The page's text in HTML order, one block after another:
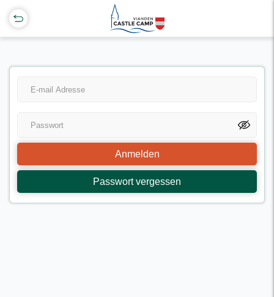
Passwort vergessen
Anmelden